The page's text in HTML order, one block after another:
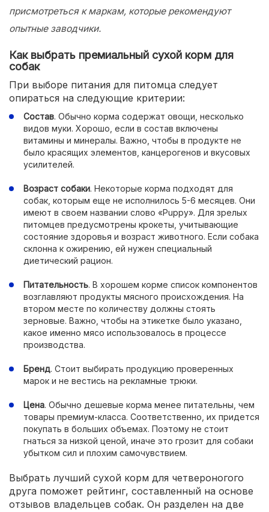
присмотреться к маркам, которые рекомендуют
опытные заводчики.
Как выбрать премиальный сухой корм для
собак
При выборе питания для питомца следует
опираться на следующие критерии:
Состав. Обычно корма содержат овощи, несколько
видов муки. Хорошо, если в состав включены
витамины и минералы. Важно, чтобы в продукте не
было красящих элементов, канцерогенов и вкусовых
усилителей.
Возраст собаки. Некоторые корма подходят для
собак, которым еще не исполнилось 5-6 месяцев. Они
имеют в своем названии слово «Puppy». Для зрелых
питомцев предусмотрены крокеты, учитывающие
состояние здоровья и возраст животного. Если собака
склонна к ожирению, ей нужен специальный
диетический рацион.
Питательность. В хорошем корме список компонентов
возглавляют продукты мясного происхождения. На
втором месте по количеству должны стоять
зерновые. Важно, чтобы на этикетке было указано,
какое именно мясо использовалось в процессе
производства.
Бренд. Стоит выбирать продукцию проверенных
марок и не вестись на рекламные трюки.
Цена. Обычно дешевые корма менее питательны, чем
товары премиум-класса. Соответственно, их придется
покупать в больших объемах. Поэтому не стоит
гнаться за низкой ценой, иначе это грозит для собаки
убытком сил и плохим самочувствием.
Выбрать лучший сухой корм для четвероногого
друга поможет рейтинг, составленный на основе
отзывов владельцев собак. Он разделен на две